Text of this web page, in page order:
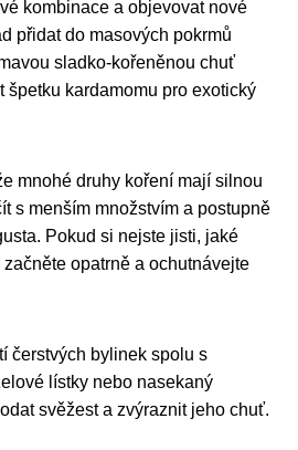
kombinace a objevovat nové
přidat do masových pokrmů
sladko-kořeněnou chuť
špetku kardamomu pro exotický
mnohé druhy koření mají silnou
s menším množstvím a postupně
Pokud si nejste jisti, jaké
opatrně a ochutnávejte
čerstvých bylinek spolu s
lístky nebo nasekaný
svěžest a zvýraznit jeho chuť.